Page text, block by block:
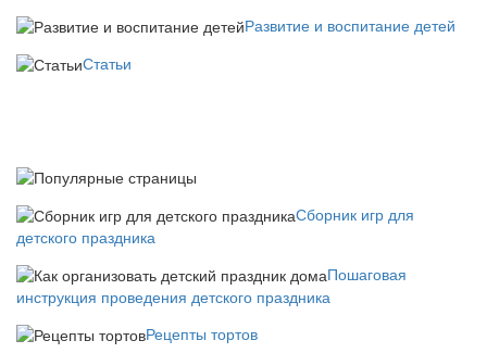
Развитие и воспитание детей
Статьи
Сборник игр для
детского праздника
Пошаговая
инструкция проведения детского праздника
Рецепты тортов